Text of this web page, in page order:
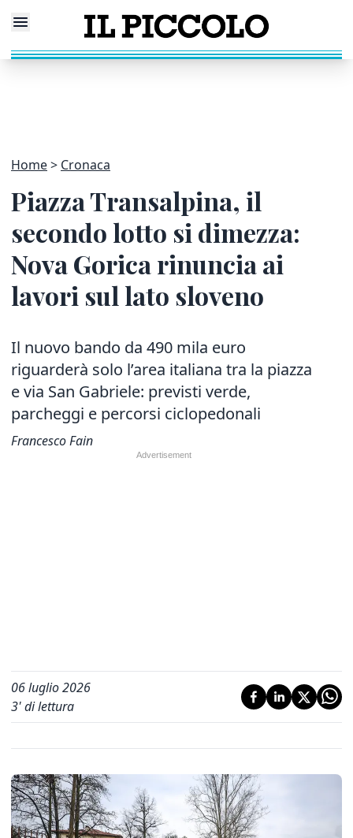
Home Cronaca
Piazza Transalpina, il
secondo lotto si dimezza:
Nova Gorica rinuncia ai
lavori sul lato sloveno
Il nuovo bando da 490 mila euro
riguarderà solo l’area italiana tra la piazza
e via San Gabriele: previsti verde,
parcheggi e percorsi ciclopedonali
Francesco Fain
06 luglio 2026
3' di lettura